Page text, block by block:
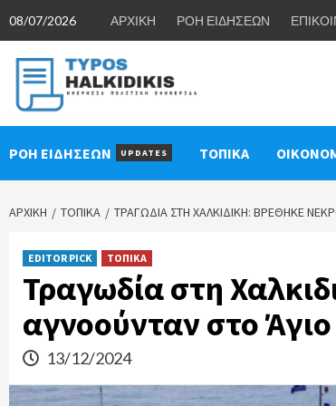
content
08/07/2026 ΑΡΧΙΚΗ ΡΟΗ ΕΙΔΗΣΕΩΝ
ΡΟΗ ΕΙΔΗΣΕΩΝ UPDATES ΤΟΠΙΚΑ
ΑΡΧΙΚΉ ΤΟΠΙΚΑ ΤΡΑΓΩΔΊΑ ΣΤΗ ΧΑΛΚΙΔΙΚΉ: ΒΡΈΘΗΚΕ
EDITOR PICK ΤΟΠΙΚΑ
Τραγωδία στη
αγνοούνταν στο
13/12/2024